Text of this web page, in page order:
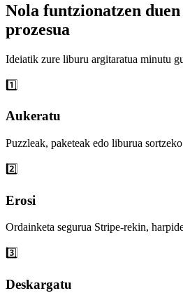
Nola funtzionatzen
prozesua
Ideiatik zure liburu argitaratua minutu
1️⃣
Aukeratu
Puzzleak, paketeak edo liburua
2️⃣
Erosi
Ordainketa segurua Stripe-rekin,
3️⃣
Deskargatu